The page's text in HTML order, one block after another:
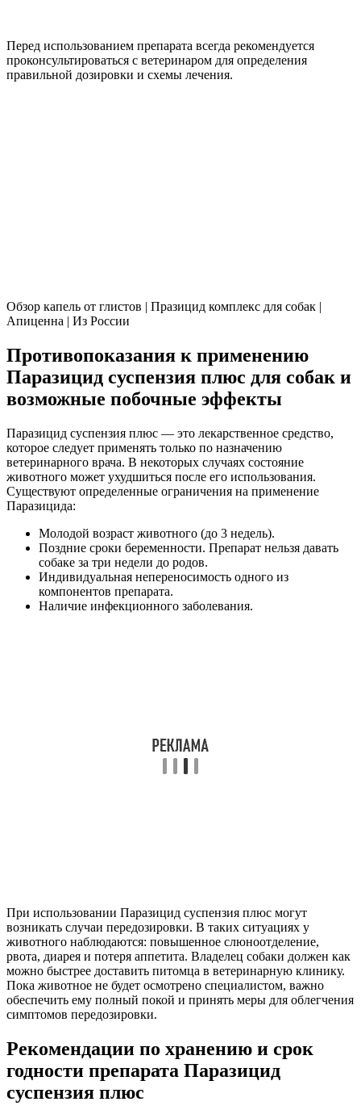
Перед использованием препарата всегда рекомендуется
проконсультироваться с ветеринаром для определения
правильной дозировки и схемы лечения.
Обзор капель от глистов | Празицид комплекс для собак |
Апиценна | Из России
Противопоказания к применению
Паразицид суспензия плюс для собак и
возможные побочные эффекты
Паразицид суспензия плюс — это лекарственное средство,
которое следует применять только по назначению
ветеринарного врача. В некоторых случаях состояние
животного может ухудшиться после его использования.
Существуют определенные ограничения на применение
Паразицида:
Молодой возраст животного (до 3 недель).
Поздние сроки беременности. Препарат нельзя давать
собаке за три недели до родов.
Индивидуальная непереносимость одного из
компонентов препарата.
Наличие инфекционного заболевания.
При использовании Паразицид суспензия плюс могут
возникать случаи передозировки. В таких ситуациях у
животного наблюдаются: повышенное слюноотделение,
рвота, диарея и потеря аппетита. Владелец собаки должен как
можно быстрее доставить питомца в ветеринарную клинику.
Пока животное не будет осмотрено специалистом, важно
обеспечить ему полный покой и принять меры для облегчения
симптомов передозировки.
Рекомендации по хранению и срок
годности препарата Паразицид
суспензия плюс